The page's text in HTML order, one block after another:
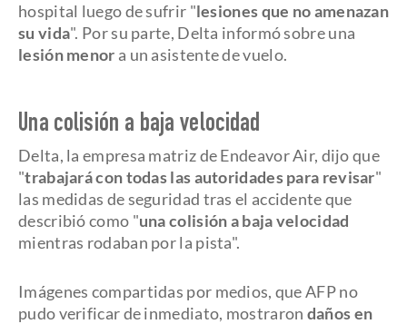
hospital luego de sufrir "lesiones que no amenazan
su vida". Por su parte, Delta informó sobre una
lesión menor a un asistente de vuelo.
Una colisión a baja velocidad
Delta, la empresa matriz de Endeavor Air, dijo que
"trabajará con todas las autoridades para revisar"
las medidas de seguridad tras el accidente que
describió como "unacolisión a baja velocidad
mientras rodaban por la pista".
Imágenes compartidas por medios, que AFP no
pudo verificar de inmediato, mostraron daños en